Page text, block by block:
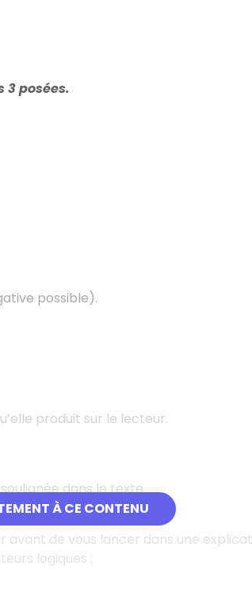
À CE CONTENU
posées.
possible).
produit sur le lecteur.
dans le texte.
avant de vous lancer dans une
logiques ;